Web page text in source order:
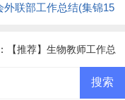
外联部工作总结(集锦15
【推荐】生物教师工作总